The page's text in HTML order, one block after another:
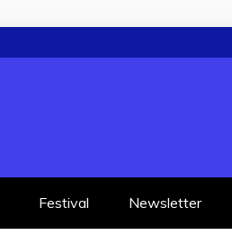
Festival Newsletter